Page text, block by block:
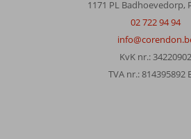
1171 PL Badhoevedorp,
02 722 94 94
KvK nr.: 34220902
TVA nr.: 814395892